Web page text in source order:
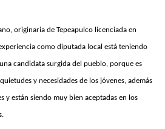
originaria de Tepeapulco licenciada en
como diputada local está teniendo
candidata surgida del pueblo, porque es
y necesidades de los jóvenes, además
y están siendo muy bien aceptadas en los